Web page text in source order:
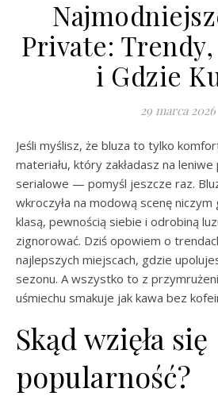
Private:
i Gdzie
29 marca 2026
Jeśli myślisz, że bluza to tylko
materiału, który zakładasz na
serialowe — pomyśl jeszcze raz.
wkroczyła na modową scenę
klasą, pewnością siebie i odrobiną
zignorować. Dziś opowiem o
najlepszych miejscach, gdzie
sezonu. A wszystko to z
uśmiechu smakuje jak kawa bez
Skąd wzięła się
popularność?